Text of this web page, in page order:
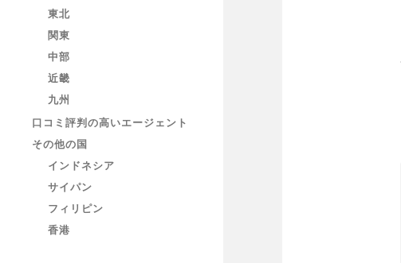
東北
関東
中部
近畿
九州
口コミ評判の高いエージェント
その他の国
インドネシア
サイパン
フィリピン
香港